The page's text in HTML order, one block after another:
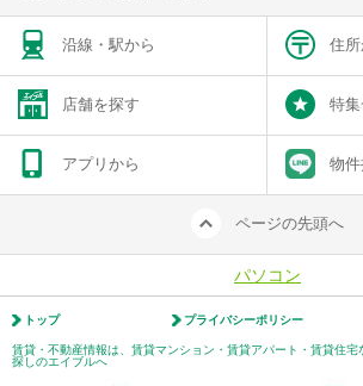
沿線・駅から 住所
店舗を探す 特
アプリから 物件
ページの先頭へ
パソコン
トップ プライバシーポリシー
賃貸・不動産情報は、賃貸マンション・賃貸アパート・賃貸住宅
探しのエイブルへ